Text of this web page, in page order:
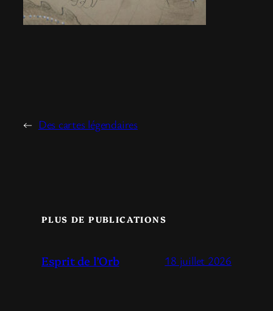
← Des cartes légendaires
PLUS DE PUBLICATIONS
Esprit de l’Orb 18 juillet 2026